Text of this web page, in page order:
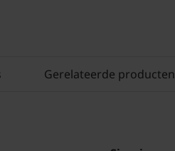
Gerelateerde producten